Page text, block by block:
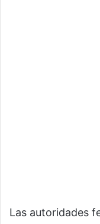
Las autoridades